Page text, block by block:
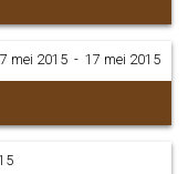
mei 2015 ­ - ­ 17 mei 2015